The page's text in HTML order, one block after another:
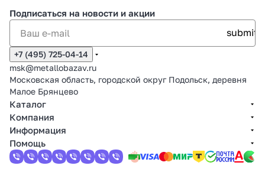
Подписаться на новости и акции
+7 (495) 725-04-14
msk@metallobazav.ru
Московская область, городской округ Подольск, деревня
Малое Брянцево
Каталог
Компания
Информация
Помощь